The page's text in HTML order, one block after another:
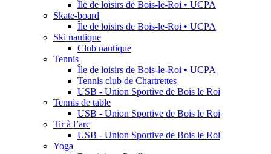
Île de loisirs de Bois-le-Roi • UCPA
Skate-board
Île de loisirs de Bois-le-Roi • UCPA
Ski nautique
Club nautique
Tennis
Île de loisirs de Bois-le-Roi • UCPA
Tennis club de Chartrettes
USB - Union Sportive de Bois le Roi
Tennis de table
USB - Union Sportive de Bois le Roi
Tir à l’arc
USB - Union Sportive de Bois le Roi
Yoga